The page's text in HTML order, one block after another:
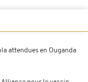
attendues en Ouganda